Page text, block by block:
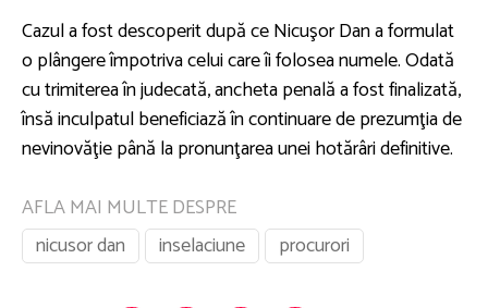
Cazul a fost descoperit după ce Nicuşor Dan a formulat
o plângere împotriva celui care îi folosea numele. Odată
cu trimiterea în judecată, ancheta penală a fost finalizată,
însă inculpatul beneficiază în continuare de prezumţia de
nevinovăţie până la pronunţarea unei hotărâri definitive.
AFLA MAI MULTE DESPRE
nicusor dan
inselaciune procurori